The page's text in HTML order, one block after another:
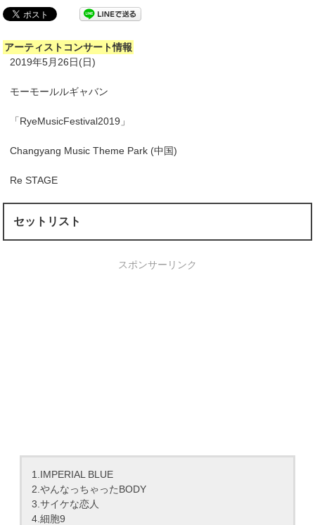
アーティストコンサート情報
2019年5月26日(日)
モーモールルギャバン
「RyeMusicFestival2019」
Changyang Music Theme Park (中国)
Re STAGE
セットリスト
スポンサーリンク
1.IMPERIAL BLUE
2.やんなっちゃったBODY
3.サイケな恋人
4.細胞9